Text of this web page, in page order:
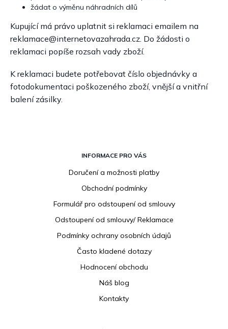
žádat o výměnu náhradních dílů
Kupující má právo uplatnit si reklamaci emailem na
reklamace@internetovazahrada.cz. Do žádosti o
reklamaci popíše rozsah vady zboží.
K reklamaci budete potřebovat číslo objednávky a
fotodokumentaci poškozeného zboží, vnější a vnitřní
balení zásilky.
INFORMACE PRO VÁS
Doručení a možnosti platby
Obchodní podmínky
Formulář pro odstoupení od smlouvy
Odstoupení od smlouvy/ Reklamace
Podmínky ochrany osobních údajů
Často kladené dotazy
Hodnocení obchodu
Náš blog
Kontakty